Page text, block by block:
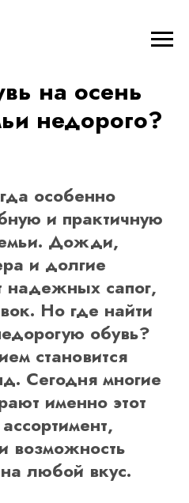
на осень
недорого?
особенно
и практичную
Дожди,
и долгие
надежных сапог,
Но где найти
обувь?
становится
Сегодня многие
именно этот
возможность
любой вкус.